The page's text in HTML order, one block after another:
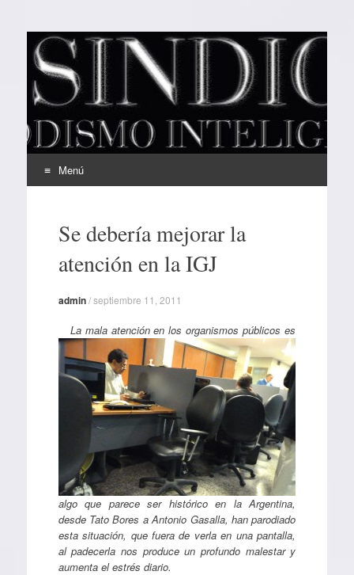
EL SINDICAL
Periodismo Inteligente
Menú
contenidoSe debería mejorar la
atención en la IGJ
admin/septiembre 11, 2011
La mala atención en los organismos públicos es
algo que parece ser histórico en la Argentina,
desde Tato Bores a Antonio Gasalla, han parodiado
esta situación, que fuera de verla en una pantalla,
al padecerla nos produce un profundo malestar y
aumenta el estrés diario.